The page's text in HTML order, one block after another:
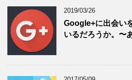
2019/03/26
Google+に出会い
いるだろうか。〜